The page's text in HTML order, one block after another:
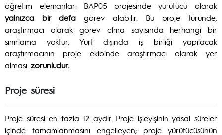
öğretim elemanları BAP05 projesinde yürütücü olarak
yalnızca bir defa görev alabilir. Bu proje türünde,
araştırmacı olarak görev alma sayısında herhangi bir
sınırlama yoktur. Yurt dışında iş birliği yapılacak
araştırmacının proje ekibinde araştırmacı olarak yer
alması zorunludur.
Proje süresi
Proje süresi en fazla 12 aydır. Proje işleyişinin yasal süreler
içinde tamamlanmasını engelleyen; proje yürütücüsünün